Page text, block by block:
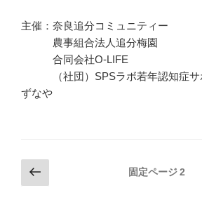
主催：奈良追分コミュニティー
農事組合法人追分梅園
合同会社O-LIFE
（社団）SPSラボ若年認知症サ
ずなや
投
稿
前
の
固定ページ2